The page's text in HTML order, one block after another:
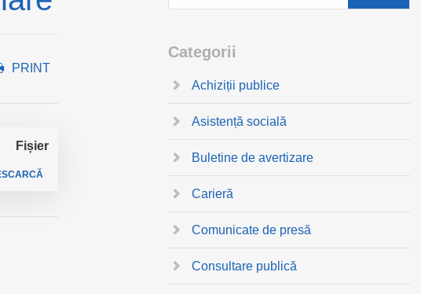
PRINT
Fișier
Categorii
Achiziții publice
Asistență socială
Buletine de avertizare
Carieră
Comunicate de presă
Consultare publică